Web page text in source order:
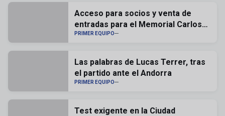
Acceso para socios y venta de
entradas para el Memorial Carlos
Lapetra
PRIMER EQUIPO
Las palabras de Lucas Terrer, tras
el partido ante el Andorra
PRIMER EQUIPO
Test exigente en la Ciudad